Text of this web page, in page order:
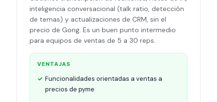
inteligencia conversacional (talk ratio, detección
de temas) y actualizaciones de CRM, sin el
precio de Gong. Es un buen punto intermedio
para equipos de ventas de 5 a 30 reps.
VENTAJAS
Funcionalidades orientadas a ventas a
precios de pyme